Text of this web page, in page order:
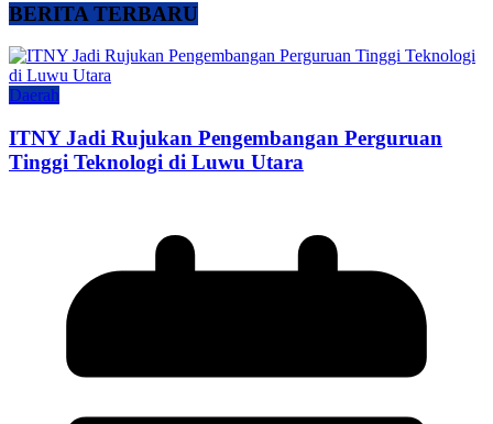
BERITA TERBARU
Daerah
ITNY Jadi Rujukan Pengembangan Perguruan
Tinggi Teknologi di Luwu Utara